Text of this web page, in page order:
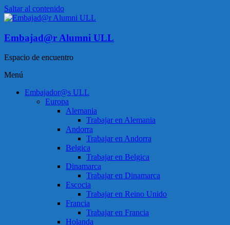
Saltar al contenido
Embajad@r Alumni ULL
Espacio de encuentro
Menú
Embajador@s ULL
Europa
Alemania
Trabajar en Alemania
Andorra
Trabajar en Andorra
Belgica
Trabajar en Belgica
Dinamarca
Trabajar en Dinamarca
Escocia
Trabajar en Reino Unido
Francia
Trabajar en Francia
Holanda